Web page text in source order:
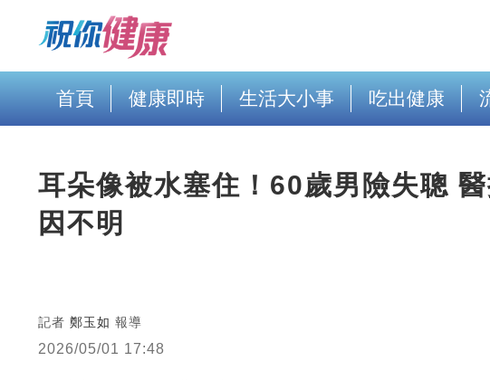
首頁 健康即時 生活大小事 吃出健康
耳朵像被水塞住！60歲男險失聰
因不明
記者 鄭玉如 報導
2026/05/01 17:48